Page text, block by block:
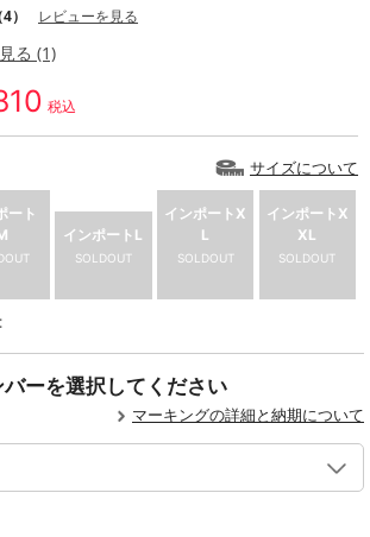
4） レビューを見る
る (1)
税込
サイズについて
ート
インポートL
SOLDOUT
インポートX
L
SOLDOUT
インポートX
XL
SOLDOUT
ーを選択してください
マーキングの詳細と納期について